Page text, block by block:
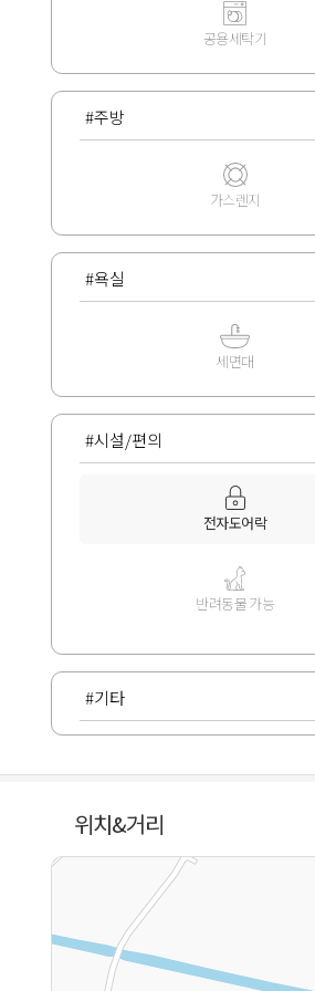
공용세탁기
#주방
가스렌지
#욕실
세면대
#시설/편의
전자도어락
반려동물 가능
#기타
위치&거리